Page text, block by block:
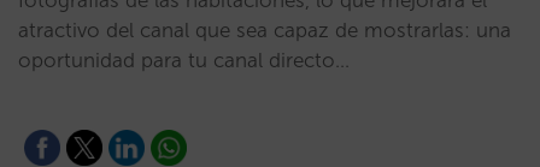
atractivo del canal que sea capaz de mostrarlas: una
oportunidad para tu canal directo…